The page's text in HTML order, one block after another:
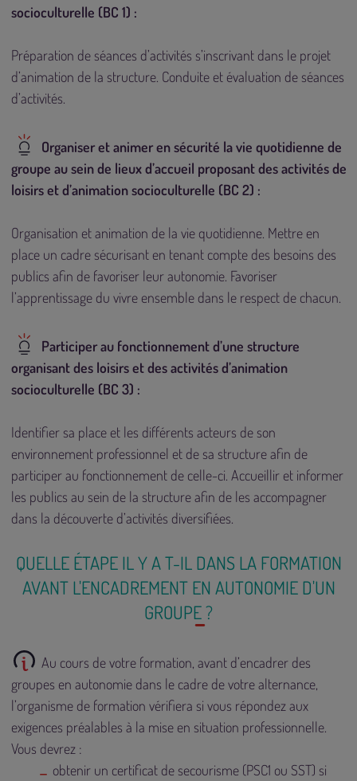
socioculturelle (BC 1) :
Préparation de séances d’activités s’inscrivant dans le projet
d’animation de la structure. Conduite et évaluation de séances
d’activités.
Organiser et animer en sécurité la vie quotidienne de
groupe au sein de lieux d’accueil proposant des activités de
loisirs et d’animation socioculturelle (BC 2) :
Organisation et animation de la vie quotidienne. Mettre en
place un cadre sécurisant en tenant compte des besoins des
publics afin de favoriser leur autonomie. Favoriser
l’apprentissage du vivre ensemble dans le respect de chacun.
Participer au fonctionnement d’une structure
organisant des loisirs et des activités d’animation
socioculturelle (BC 3) :
Identifier sa place et les différents acteurs de son
environnement professionnel et de sa structure afin de
participer au fonctionnement de celle-ci. Accueillir et informer
les publics au sein de la structure afin de les accompagner
dans la découverte d’activités diversifiées.
QUELLE ÉTAPE IL Y A T-IL DANS LA FORMATION
AVANT L'ENCADREMENT EN AUTONOMIE D'UN
GROUPE ?
Au cours de votre formation, avant d’encadrer des
groupes en autonomie dans le cadre de votre alternance,
l’organisme de formation vérifiera si vous répondez aux
exigences préalables à la mise en situation professionnelle.
Vous devrez :
obtenir un certificat de secourisme (PSC1 ou SST) si